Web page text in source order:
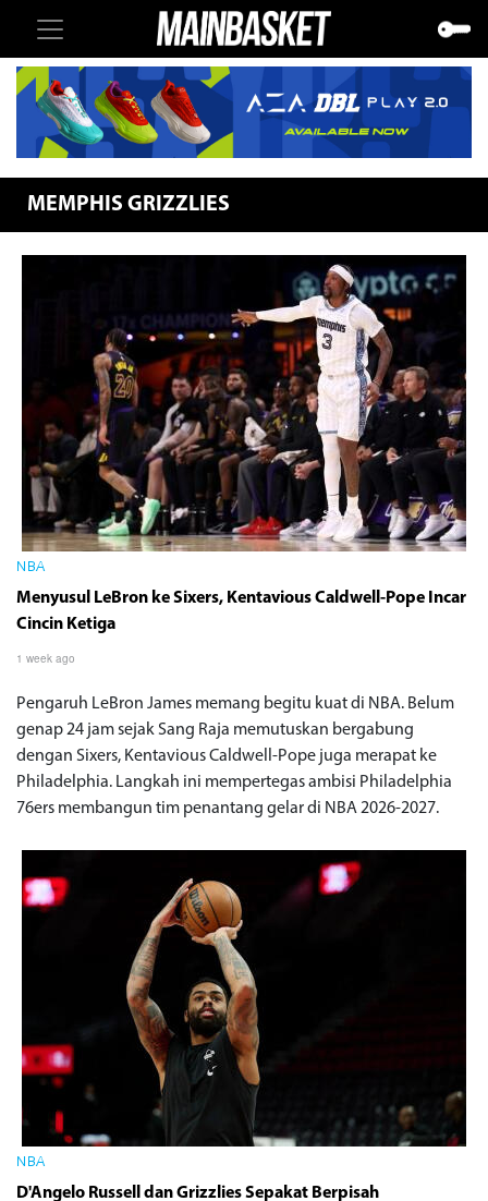
MEMPHIS GRIZZLIES
NBA
Menyusul LeBron ke Sixers, Kentavious Caldwell-Pope Incar
Cincin Ketiga
1 week ago
Pengaruh LeBron James memang begitu kuat di NBA. Belum
genap 24 jam sejak Sang Raja memutuskan bergabung
dengan Sixers, Kentavious Caldwell-Pope juga merapat ke
Philadelphia. Langkah ini mempertegas ambisi Philadelphia
76ers membangun tim penantang gelar di NBA 2026-2027.
NBA
D'Angelo Russell dan Grizzlies Sepakat Berpisah